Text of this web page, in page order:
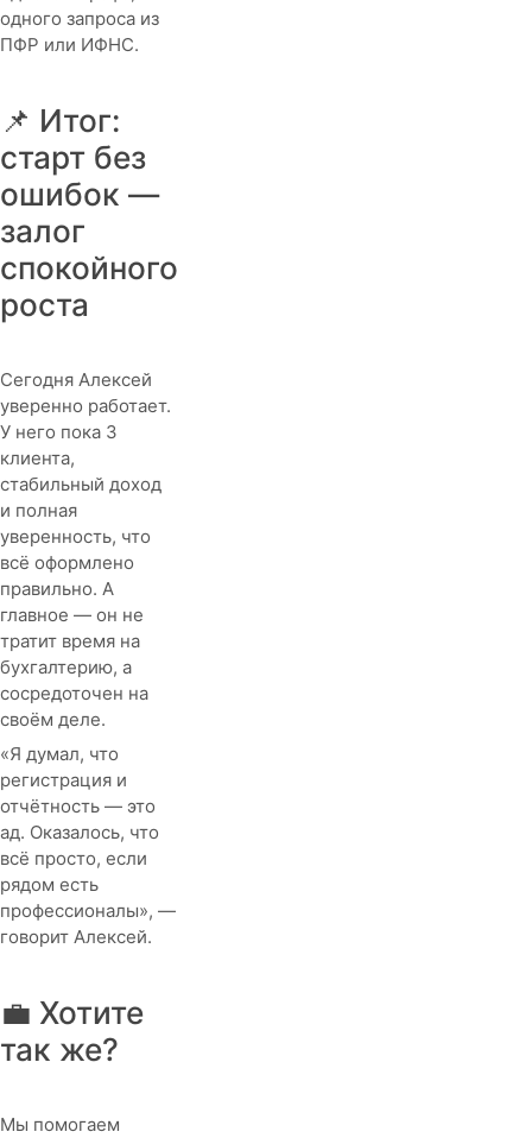
одного запроса из
ПФР или ИФНС.
📌 Итог:
старт без
ошибок —
залог
спокойного
роста
Сегодня Алексей
уверенно работает.
У него пока 3
клиента,
стабильный доход
и полная
уверенность, что
всё оформлено
правильно. А
главное — он не
тратит время на
бухгалтерию, а
сосредоточен на
своём деле.
«Я думал, что
регистрация и
отчётность — это
ад. Оказалось, что
всё просто, если
рядом есть
профессионалы», —
говорит Алексей.
💼 Хотите
так же?
Мы помогаем